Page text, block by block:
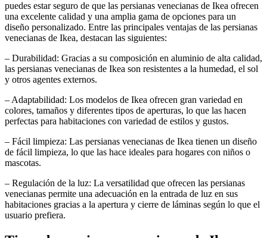
puedes estar seguro de que las persianas venecianas de Ikea ofrecen
una excelente calidad y una amplia gama de opciones para un
diseño personalizado. Entre las principales ventajas de las persianas
venecianas de Ikea, destacan las siguientes:
– Durabilidad: Gracias a su composición en aluminio de alta calidad,
las persianas venecianas de Ikea son resistentes a la humedad, el sol
y otros agentes externos.
– Adaptabilidad: Los modelos de Ikea ofrecen gran variedad en
colores, tamaños y diferentes tipos de aperturas, lo que las hacen
perfectas para habitaciones con variedad de estilos y gustos.
– Fácil limpieza: Las persianas venecianas de Ikea tienen un diseño
de fácil limpieza, lo que las hace ideales para hogares con niños o
mascotas.
– Regulación de la luz: La versatilidad que ofrecen las persianas
venecianas permite una adecuación en la entrada de luz en sus
habitaciones gracias a la apertura y cierre de láminas según lo que el
usuario prefiera.